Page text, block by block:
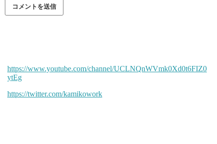
https://www.youtube.com/channel/UCLNQnWVmk0Xd0t6FIZ0
ytEg
https://twitter.com/kamikowork